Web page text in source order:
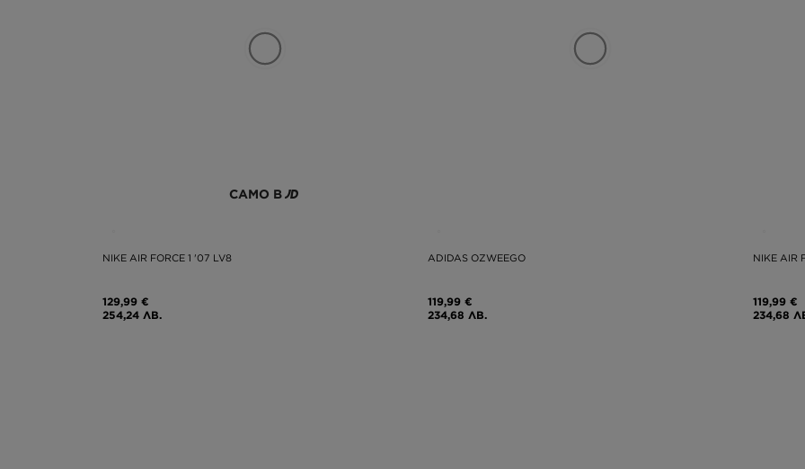
САМО В
NIKE AIR FORCE 1 '07 LV8
129,99 €
254,24 ЛВ.
ADIDAS OZWEEGO
119,99 €
234,68 ЛВ.
NIKE AIR
119,99 €
234,68